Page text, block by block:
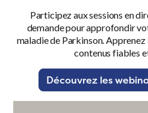
Participez aux sessions en
demande pour approfondir
maladie de Parkinson.
contenus fiables
Découvrez les